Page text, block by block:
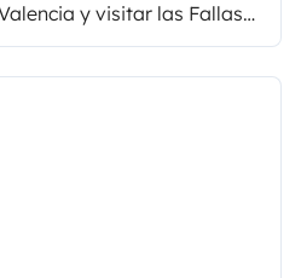
y visitar las Fallas
y a tu propio ritmo.